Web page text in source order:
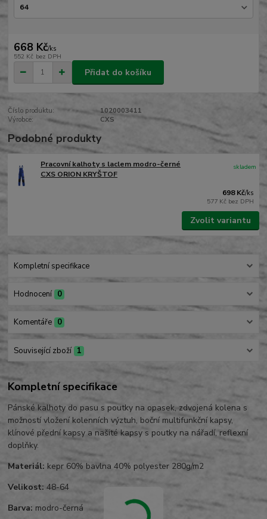
668 Kč/ks
552 Kč bez DPH
Přidat do košíku
Číslo produktu:
1020003411
Výrobce:
CXS
Podobné produkty
Pracovní kalhoty s laclem modro-černé
CXS ORION KRYŠTOF
698 Kč/ks
577 Kč bez DPH
skladem
Zvolit variantu
Kompletní specifikace
Hodnocení 0
Komentáře 0
Související zboží 1
Kompletní specifikace
Pánské kalhoty do pasu s poutky na opasek, zdvojená kolena s
možností vložení kolenních výztuh, boční multifunkční kapsy,
klínové přední kapsy a našité kapsy s poutky na nářadí, reflexní
doplňky.
Materiál: kepr 60% bavlna 40% polyester 280g/m2
Velikost: 48-64
Barva: modro-černá